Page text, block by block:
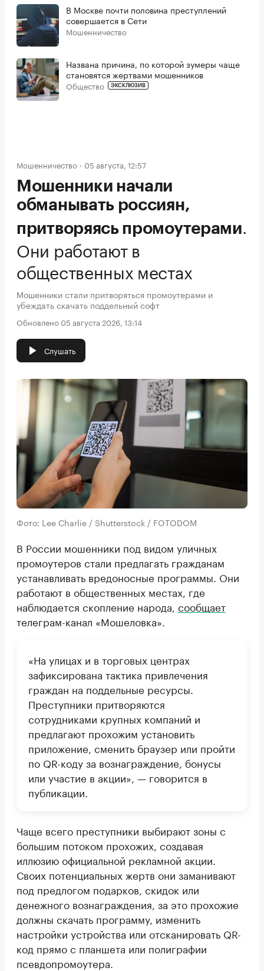
В Москве почти половина преступлений
совершается в Сети
Мошенничество
Названа причина, по которой зумеры чаще
становятся жертвами мошенников
Общество ЭКСКЛЮЗИВ
Мошенничество 05 августа, 12:57
Мошенники начали
обманывать россиян,
притворяясь промоутерами
Они работают в
общественных местах
Мошенники стали притворяться промоутерами и
убеждать скачать поддельный софт
Обновлено 05 августа 2026, 13:14
Слушать
Фото: Lee Charlie / Shutterstock / FOTODOM
В России мошенники под видом уличных
промоутеров стали предлагать гражданам
устанавливать вредоносные программы. Они
работают в общественных местах, где
наблюдается скопление народа, сообщает
телеграм-канал «Мошеловка».
«На улицах и в торговых центрах
зафиксирована тактика привлечения
граждан на поддельные ресурсы.
Преступники притворяются
сотрудниками крупных компаний и
предлагают прохожим установить
приложение, сменить браузер или пройти
по QR-коду за вознаграждение, бонусы
или участие в акции», — говорится в
публикации.
Чаще всего преступники выбирают зоны с
большим потоком прохожих, создавая
иллюзию официальной рекламной акции.
Своих потенциальных жертв они заманивают
под предлогом подарков, скидок или
денежного вознаграждения, за это прохожие
должны скачать программу, изменить
настройки устройства или отсканировать QR-
код прямо с планшета или полиграфии
псевдопромоутера.